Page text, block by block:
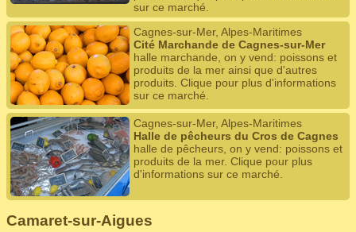
sur ce marché.
Cagnes-sur-Mer, Alpes-Maritimes
Cité Marchande de Cagnes-sur-Mer
halle marchande, on y vend: poissons et
produits de la mer ainsi que d'autres
produits. Clique pour plus d'informations
sur ce marché.
Cagnes-sur-Mer, Alpes-Maritimes
Halle de pêcheurs du Cros de Cagnes
halle de pêcheurs, on y vend: poissons et
produits de la mer. Clique pour plus
d'informations sur ce marché.
Camaret-sur-Aigues